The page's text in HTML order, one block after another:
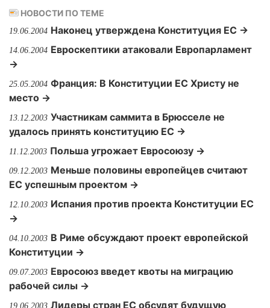
НОВОСТИ ПО ТЕМЕ
19.06.2004 Наконец утверждена Конституция ЕС →
14.06.2004 Евроскептики атаковали Европарламент
→
25.05.2004 Франция: В Конституции ЕС Христу не
место →
13.12.2003 Участникам саммита в Брюсселе не
удалось принять конституцию ЕС →
11.12.2003 Польша угрожает Евросоюзу →
09.12.2003 Меньше половины европейцев считают
ЕС успешным проектом →
12.10.2003 Испания против проекта Конституции ЕС
→
04.10.2003 В Риме обсуждают проект европейской
Конституции →
09.07.2003 Евросоюз введет квоты на миграцию
рабочей силы →
19.06.2003 Лидеры стран ЕС обсудят будущую